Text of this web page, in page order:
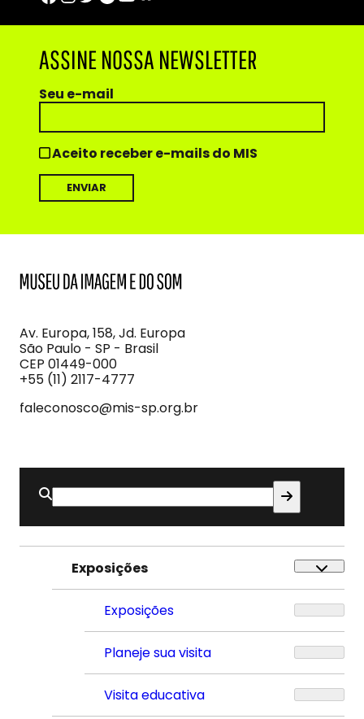
ASSINE NOSSA NEWSLETTER
Seu e-mail
Aceito receber e-mails do MIS
Imagem
e
do
Som
Av. Europa, 158, Jd. Europa
São Paulo - SP - Brasil
CEP 01449-000
+55 (11) 2117-4777
faleconosco@mis-sp.org.br
Buscar
por:
Exposições
Exposições
Planeje sua visita
Visita educativa